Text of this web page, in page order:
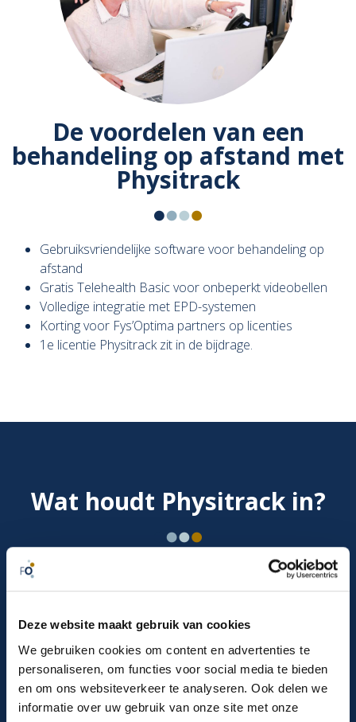
Deze website maakt gebruik van cookies
We gebruiken cookies om content en advertenties te
personaliseren, om functies voor social media te bieden
en om ons websiteverkeer te analyseren. Ook delen we
informatie over uw gebruik van onze site met onze
De voordelen van een
behandeling op afstand met
Physitrack
Gebruiksvriendelijke software voor behandeling op
afstand
Gratis Telehealth Basic voor onbeperkt videobellen
Volledige integratie met EPD-systemen
Korting voor Fys’Optima partners op licenties
1e licentie Physitrack zit in de bijdrage.
Wat houdt Physitrack in?
Physitrack biedt fysiotherapeuten een veelzijdig
platform voor digitale zorg. Met meer dan 5000
protocollen en eenvoudige integratie in jouw EPD-
systeem, kun je patiënten ondersteunen waar en
wanneer nodig. De gratis PhysiApp zorgt ervoor dat
patiënten altijd toegang hebben tot hun oefeningen,
terwijl jij hun voortgang kunt volgen.